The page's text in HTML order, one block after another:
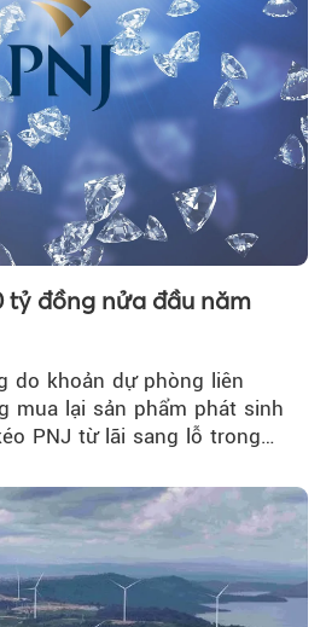
tỷ đồng nửa đầu năm
do khoản dự phòng liên
mua lại sản phẩm phát sinh
PNJ từ lãi sang lỗ trong